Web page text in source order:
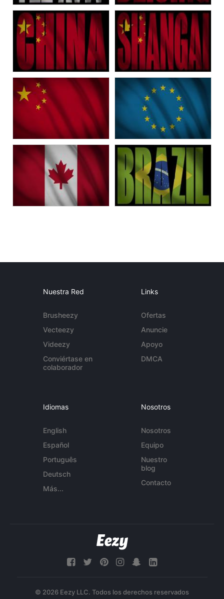
Nuestra Red
Brusheezy
Vecteezy
Videezy
Conviértase en
colaborador
Links
Ofertas
Anuncie
Apoyo
DMCA
Idiomas
English
Español
Português
Deutsch
Más...
Nosotros
Nosotros
Equipo
Nuestro
blog
Contacto
© 2026 Eezy LLC. Todos los derechos reservados